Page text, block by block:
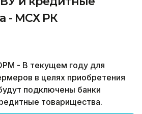
- МСХ РК
- В текущем году для
в целях приобретения
подключены банки
товарищества.